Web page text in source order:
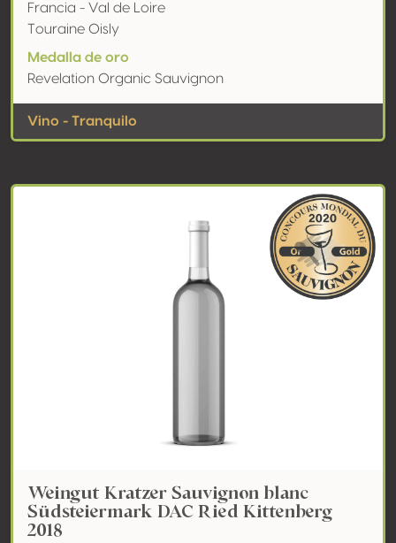
Francia - Val de Loire
Touraine Oisly
Medalla de oro
Revelation Organic Sauvignon
Vino - Tranquilo
Weingut Kratzer Sauvignon blanc
Südsteiermark DAC Ried Kittenberg
2018